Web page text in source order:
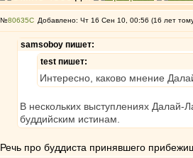
№80635 Добавлено: Чт 16 Сен 10, 00:56 (16 лет
samsoboy пишет:
test пишет:
Интересно, каково мнение
В нескольких выступлениях Далай-
буддийским истинам.
Речь про буддиста принявшего